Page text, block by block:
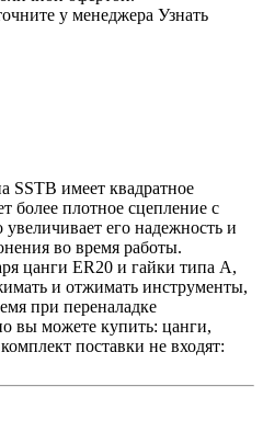
у менеджера Узнать
SSTB имеет квадратное
более плотное сцепление с
его надежность и
во время работы.
цанги ER20 и гайки типа A,
и отжимать инструменты,
при переналадке
вы можете купить: цанги,
поставки не входят: